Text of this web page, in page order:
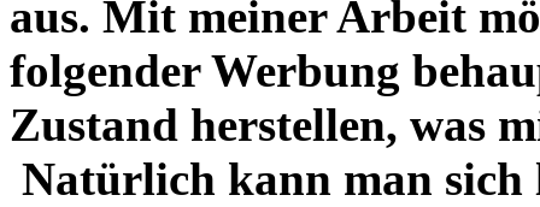
aus. Mit meiner Arbeit
folgender Werbung
Zustand herstellen, was
Natürlich kann man sich